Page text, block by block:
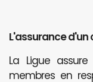
L'assurance d'un
La Ligue
membres en